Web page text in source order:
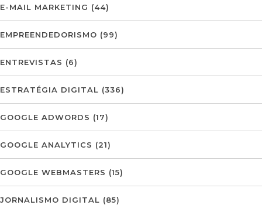
E-MAIL MARKETING (44)
EMPREENDEDORISMO (99)
ENTREVISTAS (6)
ESTRATÉGIA DIGITAL (336)
GOOGLE ADWORDS (17)
GOOGLE ANALYTICS (21)
GOOGLE WEBMASTERS (15)
JORNALISMO DIGITAL (85)